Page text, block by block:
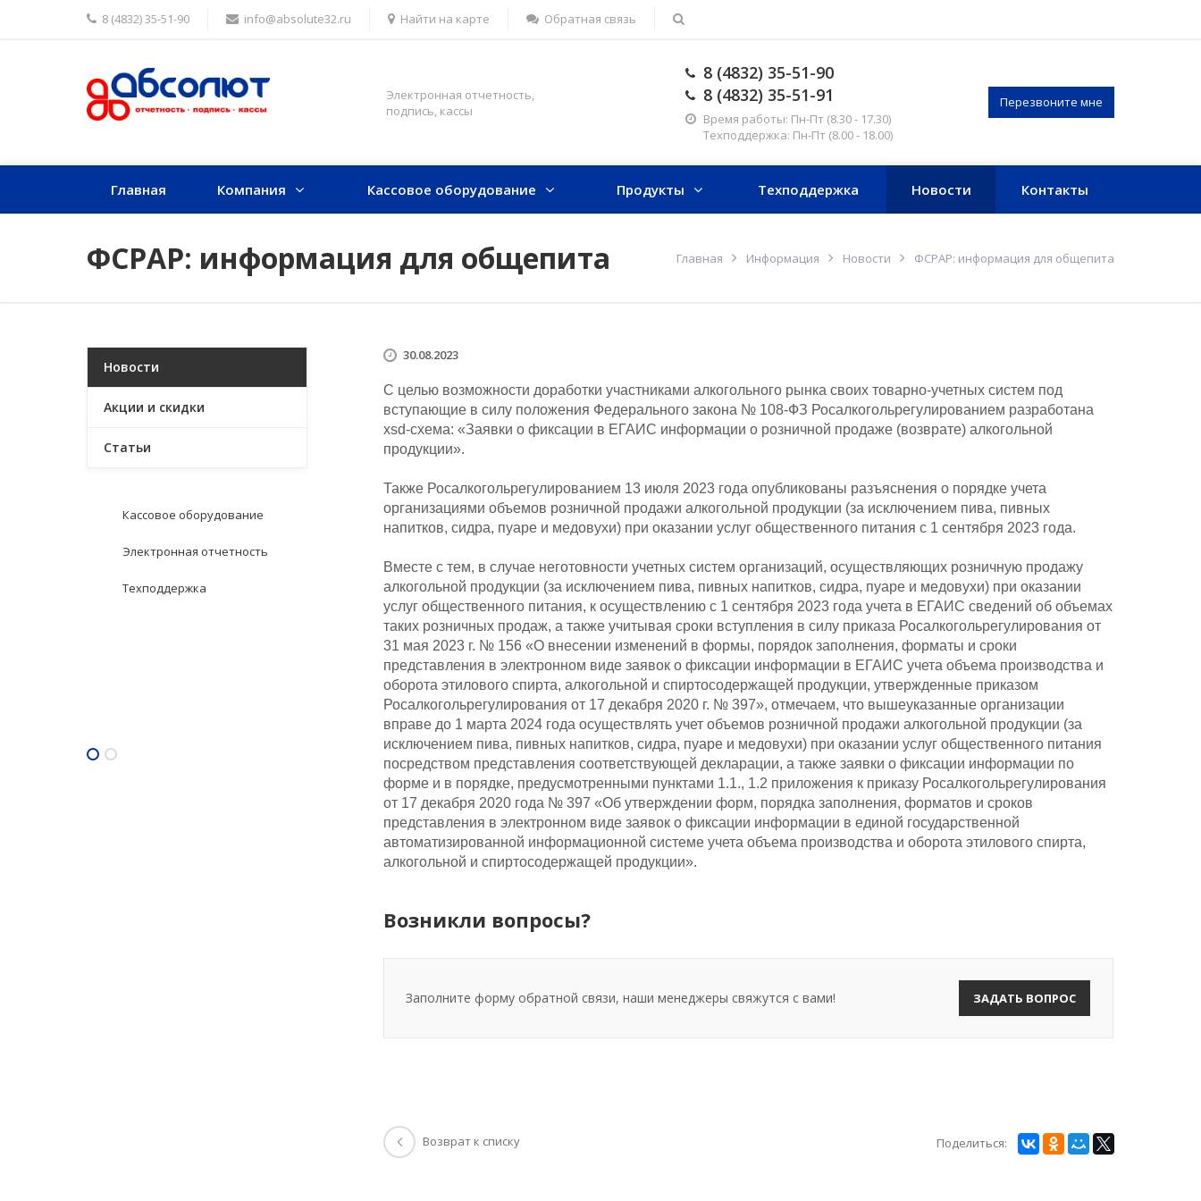
8 (4832) 35-51-90 info@absolute32.ru Найти на карте Обратная связь
Электронная отчетность,
подпись, кассы
8 (4832) 35-51-90
8 (4832) 35-51-91
Время работы: Пн-Пт (8.30 - 17.30)
Техподдержка: Пн-Пт (8.00 - 18.00)
Перезвоните мне
Главная Компания Кассовое оборудование Продукты Техподдержка Новости Контакты
ФСРАР: информация для общепита Главная Информация Новости ФСРАР: информация для общепита
30.08.2023
С целью возможности доработки участниками алкогольного рынка своих товарно-учетных систем под
вступающие в силу положения Федерального закона № 108-ФЗ Росалкогольрегулированием разработана
xsd-схема: «Заявки о фиксации в ЕГАИС информации о розничной продаже (возврате) алкогольной
продукции».
Также Росалкогольрегулированием 13 июля 2023 года опубликованы разъяснения о порядке учета
организациями объемов розничной продажи алкогольной продукции (за исключением пива, пивных
напитков, сидра, пуаре и медовухи) при оказании услуг общественного питания с 1 сентября 2023 года.
Вместе с тем, в случае неготовности учетных систем организаций, осуществляющих розничную продажу
алкогольной продукции (за исключением пива, пивных напитков, сидра, пуаре и медовухи) при оказании
услуг общественного питания, к осуществлению с 1 сентября 2023 года учета в ЕГАИС сведений об объемах
таких розничных продаж, а также учитывая сроки вступления в силу приказа Росалкогольрегулирования от
31 мая 2023 г. № 156 «О внесении изменений в формы, порядок заполнения, форматы и сроки
представления в электронном виде заявок о фиксации информации в ЕГАИС учета объема производства и
оборота этилового спирта, алкогольной и спиртосодержащей продукции, утвержденные приказом
Росалкогольрегулирования от 17 декабря 2020 г. № 397», отмечаем, что вышеуказанные организации
вправе до 1 марта 2024 года осуществлять учет объемов розничной продажи алкогольной продукции (за
исключением пива, пивных напитков, сидра, пуаре и медовухи) при оказании услуг общественного питания
посредством представления соответствующей декларации, а также заявки о фиксации информации по
форме и в порядке, предусмотренными пунктами 1.1., 1.2 приложения к приказу Росалкогольрегулирования
от 17 декабря 2020 года № 397 «Об утверждении форм, порядка заполнения, форматов и сроков
представления в электронном виде заявок о фиксации информации в единой государственной
автоматизированной информационной системе учета объема производства и оборота этилового спирта,
алкогольной и спиртосодержащей продукции».
Возникли вопросы?
Заполните форму обратной связи, наши менеджеры свяжутся с вами! ЗАДАТЬ ВОПРОС
Возврат к списку Поделиться:
Новости
Акции и скидки
Статьи
Кассовое оборудование
Электронная отчетность
Техподдержка